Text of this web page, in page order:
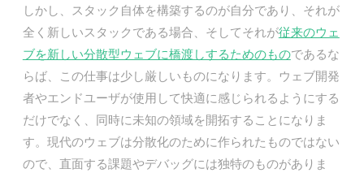
しかし、スタック自体を構築するのが自分であり、それが
全く新しいスタックである場合、そしてそれが従来のウェ
ブを新しい分散型ウェブに橋渡しするためのものであるな
らば、この仕事は少し厳しいものになります。ウェブ開発
者やエンドユーザが使用して快適に感じられるようにする
だけでなく、同時に未知の領域を開拓することになりま
す。現代のウェブは分散化のために作られたものではない
ので、直面する課題やデバッグには独特のものがありま